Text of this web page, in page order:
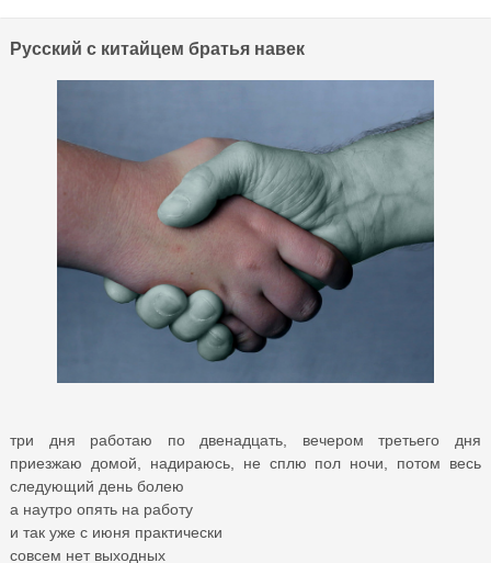
Русский с китайцем братья навек
три дня работаю по двенадцать, вечером третьего дня
приезжаю домой, надираюсь, не сплю пол ночи, потом весь
следующий день болею
а наутро опять на работу
и так уже с июня практически
совсем нет выходных